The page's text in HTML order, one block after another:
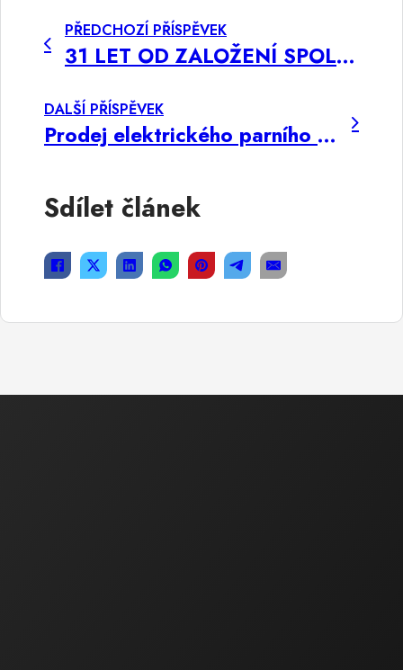
PŘEDCHOZÍ PŘÍSPĚVEK
31 LET OD ZALOŽENÍ SPOLEČNOSTI
DALŠÍ PŘÍSPĚVEK
Prodej elektrického parního kotle FTR-VS860
Sdílet článek